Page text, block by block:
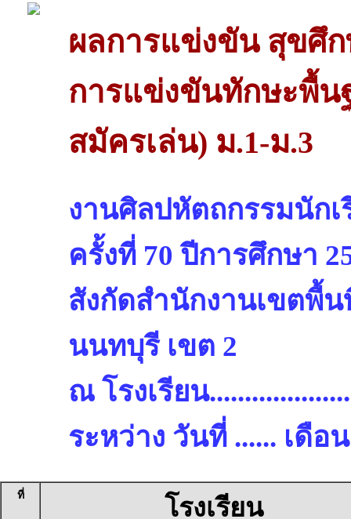
ผลการแข่งขัน สุขศึ
การแข่งขันทักษะพื้น
สมัครเล่น) ม.1-ม.3
งานศิลปหัตถกรรมนัก
ครั้งที่ 70 ปีการศึกษา
สังกัดสำนักงานเขตพื้
นนทบุรี เขต 2
ณ โรงเรียน
ระหว่าง วันที่ ...... เดือ
ที่ โรงเรียน